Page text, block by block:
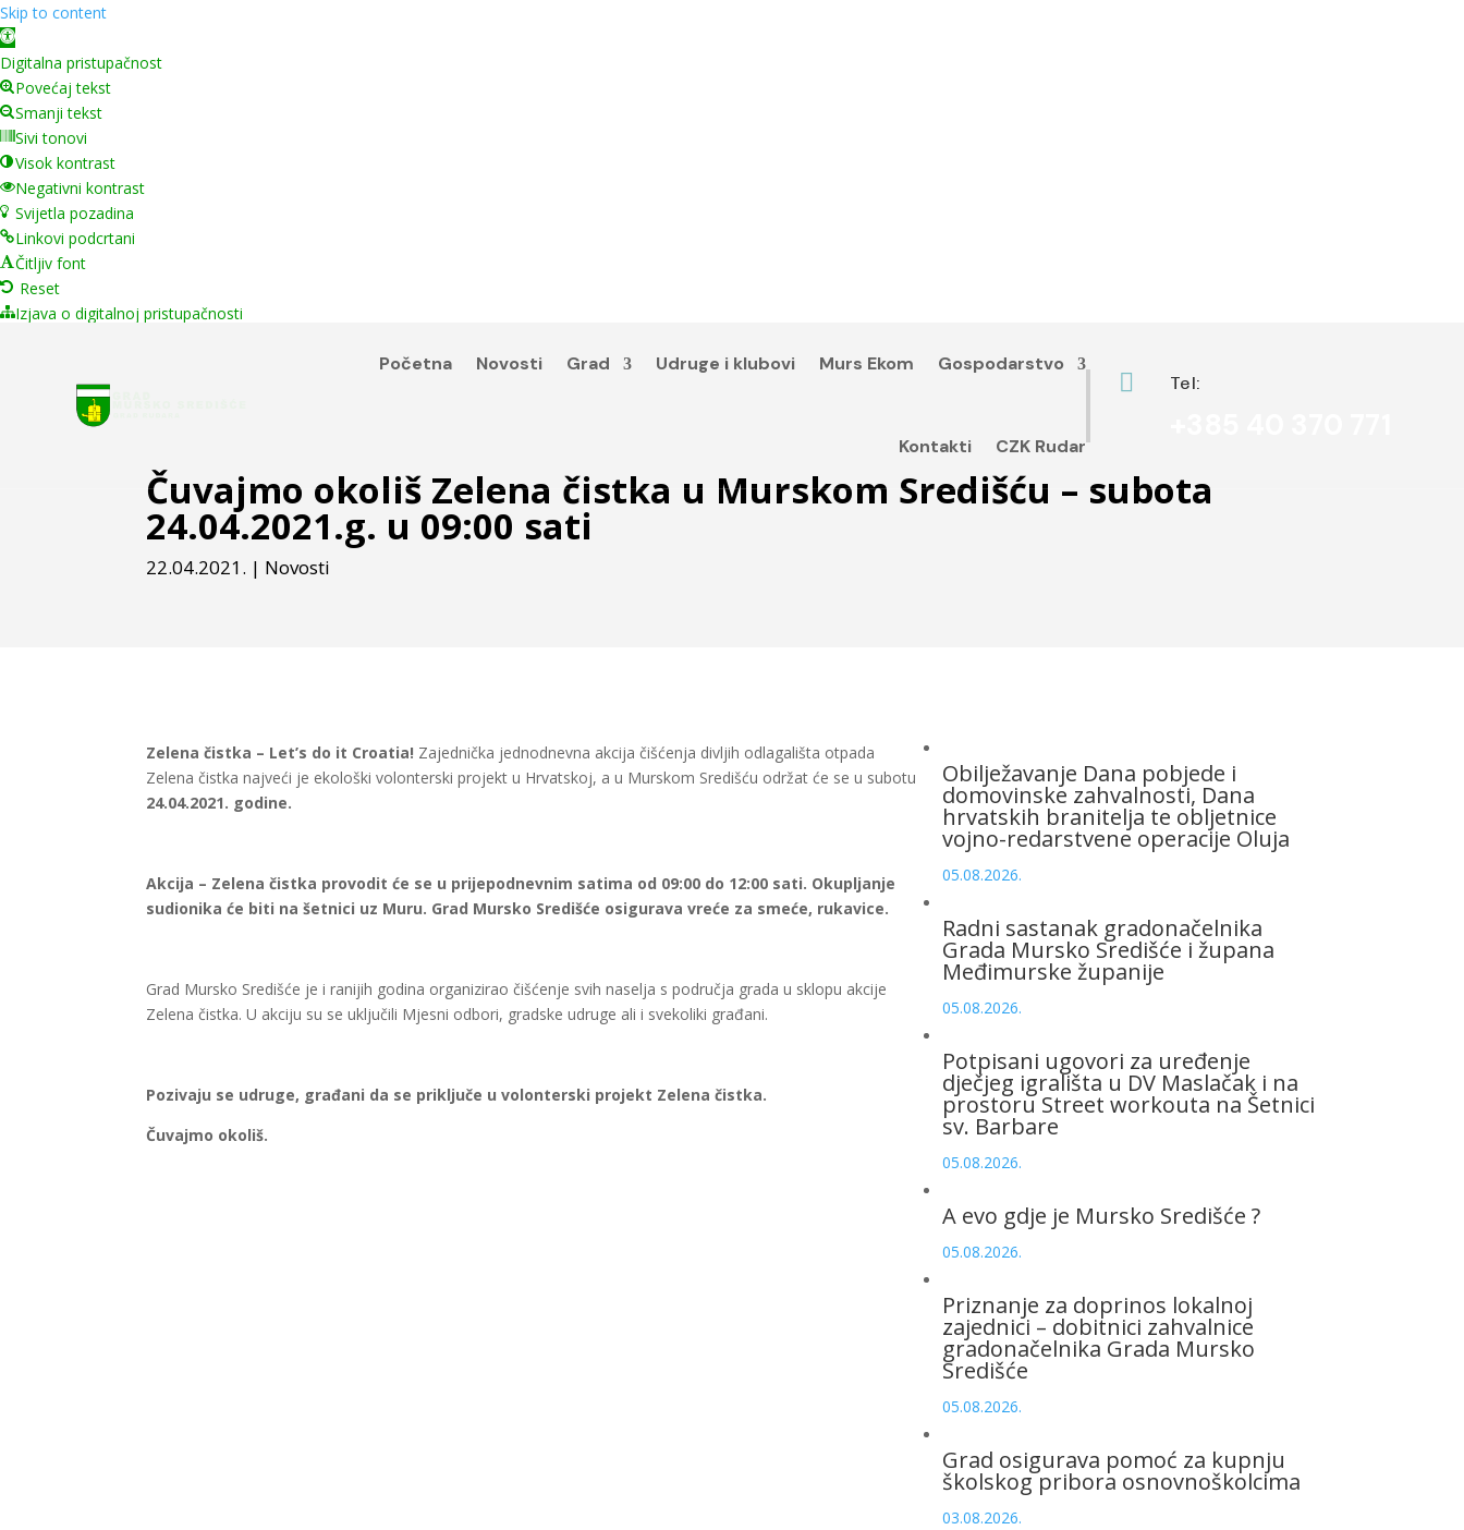
Skip to content
Open toolbar
Digitalna pristupačnost
Povećaj tekst
Smanji tekst
Sivi tonovi
Visok kontrast
Negativni kontrast
Svijetla pozadina
Linkovi podcrtani
Čitljiv font
Reset
Izjava o digitalnoj pristupačnosti
Početna Novosti Grad Udruge i klubovi Murs Ekom Gospodarstvo
Kontakti CZK Rudar
 Tel:
Čuvajmo okoliš Zelena čistka u Murskom Središću – subota
24.04.2021.g. u 09:00 sati
22.04.2021. | Novosti
Zelena čistka – Let’s do it Croatia! Zajednička jednodnevna akcija čišćenja divljih odlagališta otpada
Zelena čistka najveći je ekološki volonterski projekt u Hrvatskoj, a u Murskom Središću održat će se u subotu
24.04.2021. godine.
Akcija – Zelena čistka provodit će se u prijepodnevnim satima od 09:00 do 12:00 sati. Okupljanje
sudionika će biti na šetnici uz Muru. Grad Mursko Središće osigurava vreće za smeće, rukavice.
Grad Mursko Središće je i ranijih godina organizirao čišćenje svih naselja s područja grada u sklopu akcije
Zelena čistka. U akciju su se uključili Mjesni odbori, gradske udruge ali i svekoliki građani.
Pozivaju se udruge, građani da se priključe u volonterski projekt Zelena čistka.
Čuvajmo okoliš.
Obilježavanje Dana pobjede i
domovinske zahvalnosti, Dana
hrvatskih branitelja te obljetnice
vojno-redarstvene operacije Oluja
05.08.2026.
Radni sastanak gradonačelnika
Grada Mursko Središće i župana
Međimurske županije
05.08.2026.
Potpisani ugovori za uređenje
dječjeg igrališta u DV Maslačak i na
prostoru Street workouta na Šetnici
sv. Barbare
05.08.2026.
A evo gdje je Mursko Središće ?
05.08.2026.
Priznanje za doprinos lokalnoj
zajednici – dobitnici zahvalnice
gradonačelnika Grada Mursko
Središće
05.08.2026.
Grad osigurava pomoć za kupnju
školskog pribora osnovnoškolcima
03.08.2026.